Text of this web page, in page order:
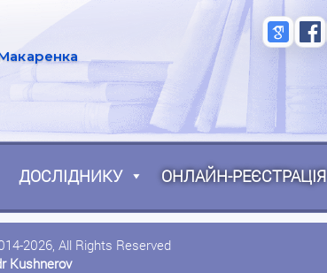
ДОСЛІДНИКУ ОНЛАЙН-РЕЄСТРАЦІЯ
2026, All Rights Reserved
Kushnerov